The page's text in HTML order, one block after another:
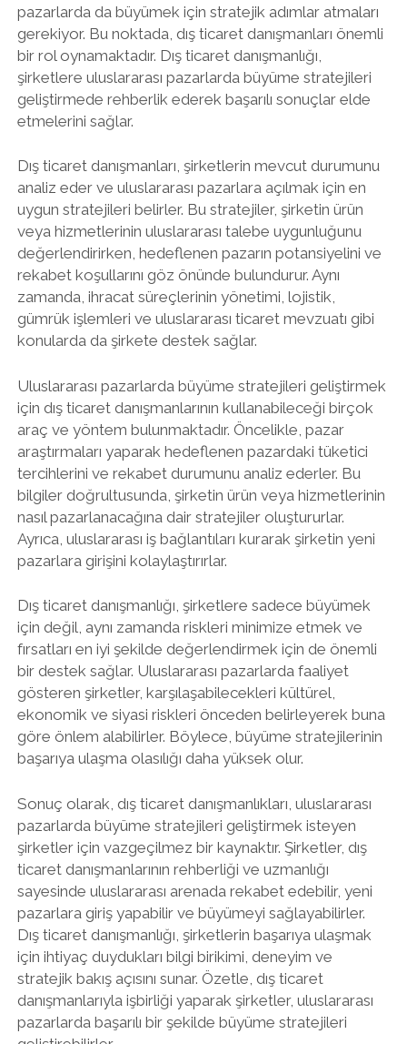
pazarlarda da büyümek için stratejik adımlar atmaları
gerekiyor. Bu noktada, dış ticaret danışmanları önemli
bir rol oynamaktadır. Dış ticaret danışmanlığı,
şirketlere uluslararası pazarlarda büyüme stratejileri
geliştirmede rehberlik ederek başarılı sonuçlar elde
etmelerini sağlar.
Dış ticaret danışmanları, şirketlerin mevcut durumunu
analiz eder ve uluslararası pazarlara açılmak için en
uygun stratejileri belirler. Bu stratejiler, şirketin ürün
veya hizmetlerinin uluslararası talebe uygunluğunu
değerlendirirken, hedeflenen pazarın potansiyelini ve
rekabet koşullarını göz önünde bulundurur. Aynı
zamanda, ihracat süreçlerinin yönetimi, lojistik,
gümrük işlemleri ve uluslararası ticaret mevzuatı gibi
konularda da şirkete destek sağlar.
Uluslararası pazarlarda büyüme stratejileri geliştirmek
için dış ticaret danışmanlarının kullanabileceği birçok
araç ve yöntem bulunmaktadır. Öncelikle, pazar
araştırmaları yaparak hedeflenen pazardaki tüketici
tercihlerini ve rekabet durumunu analiz ederler. Bu
bilgiler doğrultusunda, şirketin ürün veya hizmetlerinin
nasıl pazarlanacağına dair stratejiler oluştururlar.
Ayrıca, uluslararası iş bağlantıları kurarak şirketin yeni
pazarlara girişini kolaylaştırırlar.
Dış ticaret danışmanlığı, şirketlere sadece büyümek
için değil, aynı zamanda riskleri minimize etmek ve
fırsatları en iyi şekilde değerlendirmek için de önemli
bir destek sağlar. Uluslararası pazarlarda faaliyet
gösteren şirketler, karşılaşabilecekleri kültürel,
ekonomik ve siyasi riskleri önceden belirleyerek buna
göre önlem alabilirler. Böylece, büyüme stratejilerinin
başarıya ulaşma olasılığı daha yüksek olur.
Sonuç olarak, dış ticaret danışmanlıkları, uluslararası
pazarlarda büyüme stratejileri geliştirmek isteyen
şirketler için vazgeçilmez bir kaynaktır. Şirketler, dış
ticaret danışmanlarının rehberliği ve uzmanlığı
sayesinde uluslararası arenada rekabet edebilir, yeni
pazarlara giriş yapabilir ve büyümeyi sağlayabilirler.
Dış ticaret danışmanlığı, şirketlerin başarıya ulaşmak
için ihtiyaç duydukları bilgi birikimi, deneyim ve
stratejik bakış açısını sunar. Özetle, dış ticaret
danışmanlarıyla işbirliği yaparak şirketler, uluslararası
pazarlarda başarılı bir şekilde büyüme stratejileri